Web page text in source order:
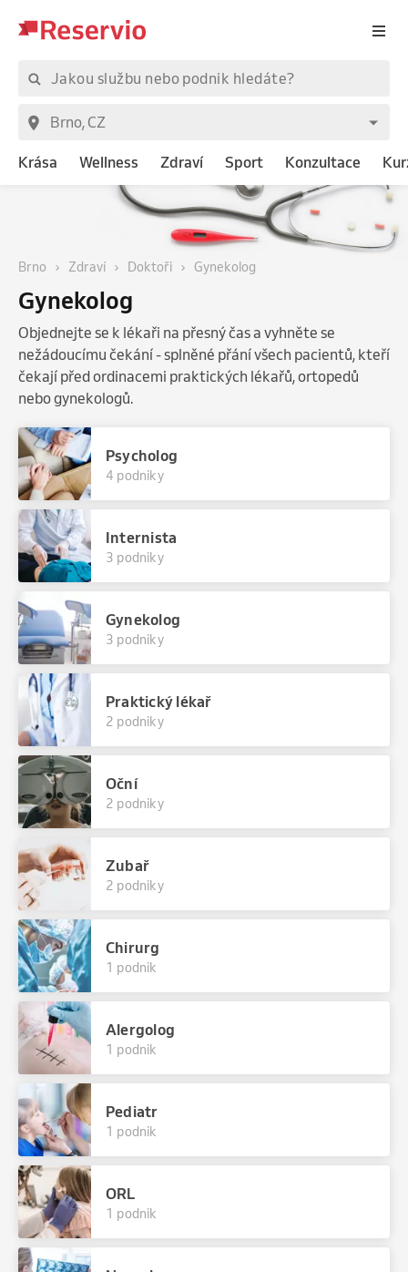
Krása Wellness Zdraví Sport Konzultace
Brno Zdraví Doktoři Gynekolog
Gynekolog
Objednejte se k lékaři na přesný čas a vyhněte se
nežádoucímu čekání - splněné přání všech pacientů, kteří
čekají před ordinacemi praktických lékařů, ortopedů
nebo gynekologů.
Psycholog
4 podniky
Internista
3 podniky
Gynekolog
3 podniky
Praktický lékař
2 podniky
Oční
2 podniky
Zubař
2 podniky
Chirurg
1 podnik
Alergolog
1 podnik
Pediatr
1 podnik
ORL
1 podnik